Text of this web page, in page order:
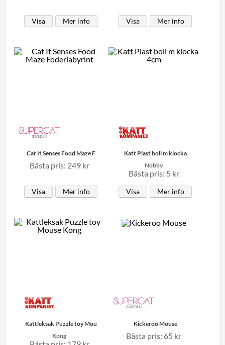
Visa Mer info Visa Mer info
Cat It Senses Food Maze F
Bästa pris: 249 kr
Visa Mer info
Katt Plast boll m klocka
Nobby
Bästa pris: 5 kr
Visa Mer info
Kattleksak Puzzle toy Mou
Kong
Kickeroo Mouse
Bästa pris: 65 kr